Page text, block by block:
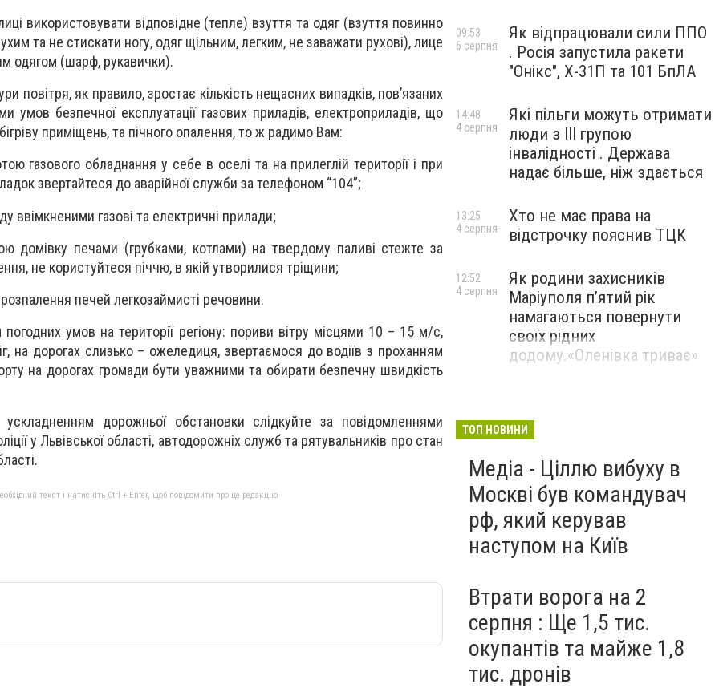
використовувати відповідне (тепле) взуття та одяг (взуття повинно
та не стискати ногу, одяг щільним, легким, не заважати рухові), лице
одягом (шарф, рукавички).
повітря, як правило, зростає кількість нещасних випадків, пов’язаних
умов безпечної експлуатації газових приладів, електроприладів, що
приміщень, та пічного опалення, то ж радимо Вам:
газового обладнання у себе в оселі та на прилеглій території і при
звертайтеся до аварійної служби за телефоном “104”;
ввімкненими газові та електричні прилади;
домівку печами (грубками, котлами) на твердому паливі стежте за
не користуйтеся піччю, в якій утворилися тріщини;
печей легкозаймисті речовини.
погодних умов на території регіону: пориви вітру місцями 10 – 15 м/с,
на дорогах слизько – ожеледиця, звертаємося до водіїв з проханням
на дорогах громади бути уважними та обирати безпечну швидкість
дорожньої обстановки слідкуйте за повідомленнями
у Львівської області, автодорожніх служб та рятувальників про стан
текст і натисніть Ctrl + Enter, щоб повідомити про це редакцію
Як відпрацювали сили ППО
. Росія запустила ракети
"Онікс", Х-31П та 101 БпЛА
09:53
6 серпня
Які пільги можуть отримати
люди з III групою
інвалідності . Держава
надає більше, ніж здається
14:48
4 серпня
Хто не має права на
відстрочку пояснив ТЦК
13:25
4 серпня
Як родини захисників
Маріуполя пʼятий рік
намагаються повернути
своїх рідних
додому.«Оленівка триває»
12:52
4 серпня
ТОП НОВИНИ
Медіа - Ціллю вибуху в
Москві був командувач
рф, який керував
наступом на Київ
Втрати ворога на 2
серпня : Ще 1,5 тис.
окупантів та майже 1,8
тис. дронів